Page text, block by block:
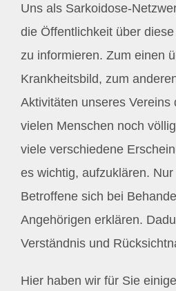
Uns als Sarkoidose-
die Öffentlichkeit über
zu informieren. Zum einen
Krankheitsbild, zum
Aktivitäten unseres Vereins
vielen Menschen noch
viele verschiedene
es wichtig, aufzuklären.
Betroffene sich bei
Angehörigen erklären.
Verständnis und
Hier haben wir für Sie